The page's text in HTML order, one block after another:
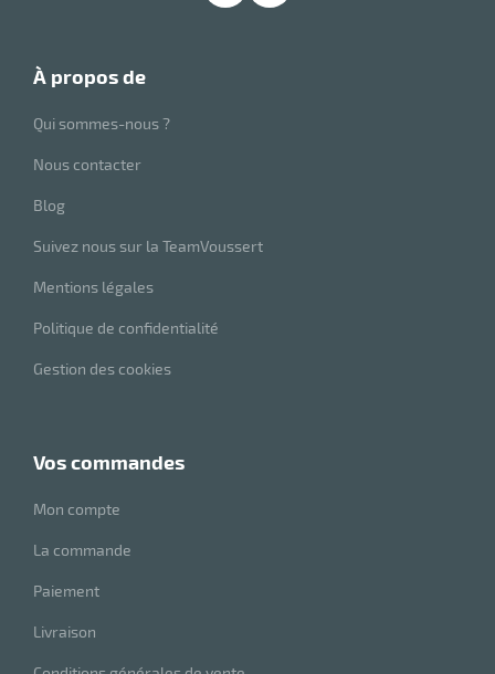
à propos de
Qui sommes-nous ?
Nous contacter
Blog
Suivez nous sur la TeamVoussert
Mentions légales
Politique de confidentialité
Gestion des cookies
vos commandes
Mon compte
La commande
Paiement
Livraison